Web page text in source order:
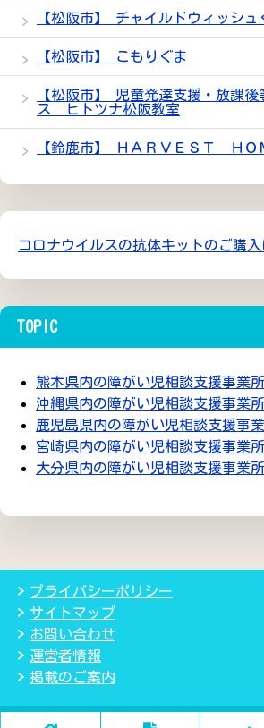
【松阪市】 チャイルドウィッシュ
【松阪市】 こもりぐま
【松阪市】 児童発達支援・放課後
ス ヒトツナ松阪教室
【鈴鹿市】 ＨＡＲＶＥＳＴ ＨＯ
コロナウイルスの抗体キットのご購
TOPIC
熊本県内の障がい児相談支援事業
沖縄県内の障がい児相談支援事業
鹿児島県内の障がい児相談支援事
宮崎県内の障がい児相談支援事業
大分県内の障がい児相談支援事業
プライバシーポリシー
サイトマップ
お問い合わせ
運営者情報
掲載のご案内